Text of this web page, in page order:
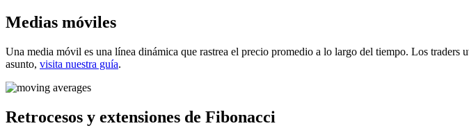
Medias móviles
Una media móvil es una línea dinámica que rastrea el precio promedio a lo largo del tiempo. Los
asunto, visita nuestra guía.
Retrocesos y extensiones de Fibonacci